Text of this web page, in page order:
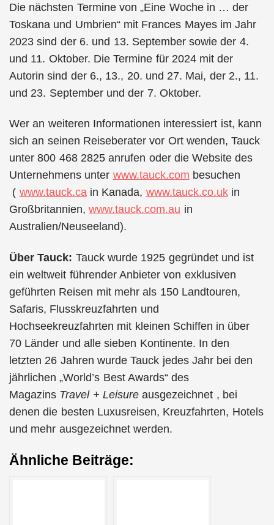
Die nächsten Termine von „Eine Woche in … der
Toskana und Umbrien“ mit Frances Mayes im Jahr
2023 sind der 6. und 13. September sowie der 4.
und 11. Oktober. Die Termine für 2024 mit der
Autorin sind der 6., 13., 20. und 27. Mai, der 2., 11.
und 23. September und der 7. Oktober.
Wer an weiteren Informationen interessiert ist, kann
sich an seinen Reiseberater vor Ort wenden, Tauck
unter 800 468 2825 anrufen oder die Website des
Unternehmens unter www.tauck.com besuchen
( www.tauck.cain Kanada, www.tauck.co.ukin
Großbritannien,www.tauck.com.au in
Australien/Neuseeland).
Über Tauck: Tauck wurde 1925 gegründet und ist
ein weltweit führender Anbieter von exklusiven
geführten Reisen mit mehr als 150 Landtouren,
Safaris, Flusskreuzfahrten und
Hochseekreuzfahrten mit kleinen Schiffen in über
70 Länder und alle sieben Kontinente. In den
letzten 26 Jahren wurde Tauck jedes Jahr bei den
jährlichen „World’s Best Awards“ des
Magazins Travel + Leisureausgezeichnet , bei
denen die besten Luxusreisen, Kreuzfahrten, Hotels
und mehr ausgezeichnet werden.
Ähnliche Beiträge: